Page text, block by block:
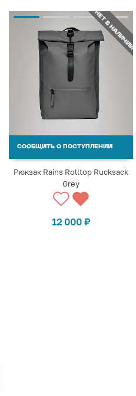
НЕТ В НАЛИЧИИ
СООБЩИТЬ О ПОСТУПЛЕНИИ
Рюкзак Rains Rolltop Rucksack
Grey
12 000 ₽